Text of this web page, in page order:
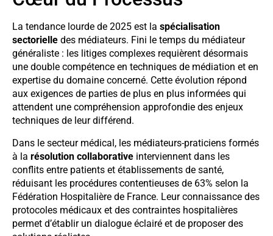
La tendance lourde de 2025 est la spécialisation
sectorielle des médiateurs. Fini le temps du médiateur
généraliste : les litiges complexes requièrent désormais
une double compétence en techniques de médiation et en
expertise du domaine concerné. Cette évolution répond
aux exigences de parties de plus en plus informées qui
attendent une compréhension approfondie des enjeux
techniques de leur différend.
Dans le secteur médical, les médiateurs-praticiens formés
à la résolution collaborative interviennent dans les
conflits entre patients et établissements de santé,
réduisant les procédures contentieuses de 63% selon la
Fédération Hospitalière de France. Leur connaissance des
protocoles médicaux et des contraintes hospitalières
permet d’établir un dialogue éclairé et de proposer des